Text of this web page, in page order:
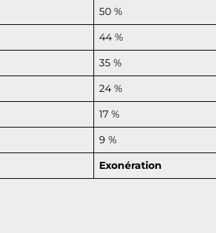
50 %
44 %
35 %
24 %
17 %
9 %
Exonération